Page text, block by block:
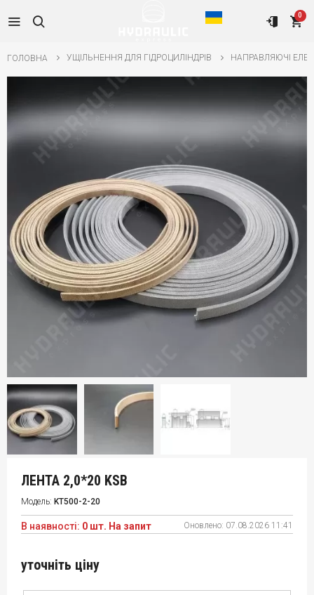
0
ГОЛОВНА УЩІЛЬНЕННЯ ДЛЯ ГІДРОЦИЛІНДРІВ НАПРАВЛЯЮЧІ
ЛЕНТА 2,0*20 KSB
Модель: KT500-2-20
В наявності: 0 шт. На запит Оновлено: 07.08.2026 11:41
уточніть ціну